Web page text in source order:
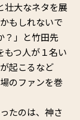
壮大なネタを展
もしれないで
？」と竹田先
もつ人が１名い
起こるなど
のファンを巻
たのは、神さ